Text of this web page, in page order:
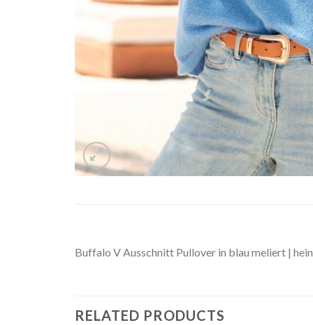
Buffalo V Ausschnitt Pullover in blau meliert |
RELATED PRODUCTS